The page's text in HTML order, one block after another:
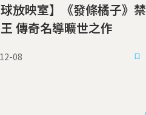
球放映室】《發條橘子》禁
片之王 傳奇名導曠世之作
08